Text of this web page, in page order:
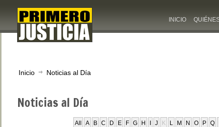
INICIO
Inicio Noticias al Día
Noticiasal Día
All A B C D E F G H J K L M N O P Q